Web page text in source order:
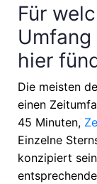
Für
hier
Die meisten
einen
45 Minuten,
Einzelne
konzipiert